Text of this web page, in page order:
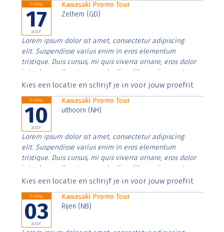
Friday
17
JULY
Kawasaki Promo Tour
Zelhem (GD)
Lorem ipsum dolor sit amet, consectetur adipiscing
elit. Suspendisse varius enim in eros elementum
tristique. Duis cursus, mi quis viverra ornare, eros dolor
interdum nulla, ut commodo diam libero vitae erat.
Aenean faucibus nibh et justo cursus id rutrum lorem
Kies een locatie en schrijf je in voor jouw proefrit
Friday
10
JULY
Kawasaki Promo Tour
uithoorn (NH)
Lorem ipsum dolor sit amet, consectetur adipiscing
elit. Suspendisse varius enim in eros elementum
tristique. Duis cursus, mi quis viverra ornare, eros dolor
interdum nulla, ut commodo diam libero vitae erat.
Aenean faucibus nibh et justo cursus id rutrum lorem
Kies een locatie en schrijf je in voor jouw proefrit
Friday
03
JULY
Kawasaki Promo Tour
Rijen (NB)